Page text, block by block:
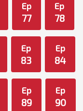
Ep
77
Ep
78
Ep
83
Ep
84
Ep
89
Ep
90